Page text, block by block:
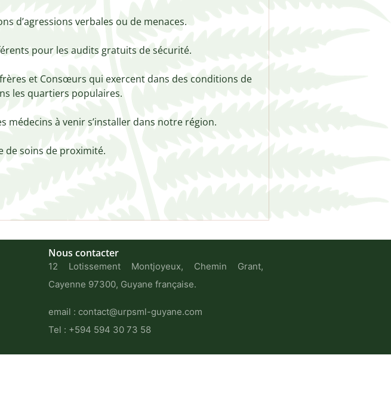
d’agressions verbales ou de menaces.
pour les audits gratuits de sécurité.
et Consœurs qui exercent dans des conditions de
les quartiers populaires.
médecins à venir s’installer dans notre région.
de soins de proximité.
Nous contacter
12 Lotissement Montjoyeux, Chemin Grant,
Cayenne 97300, Guyane française.
email : contact@urpsml-guyane.com
Tel : +594 594 30 73 58